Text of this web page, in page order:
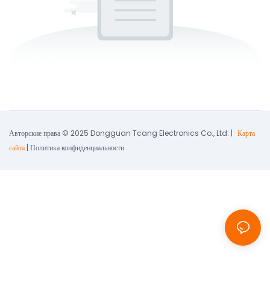
Авторские права © 2025 Dongguan Tcang Electronics Co., Ltd. | Карта
сайта | Политика конфиденциальности